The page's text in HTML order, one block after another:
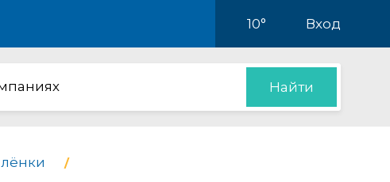
10° Вход
Найти